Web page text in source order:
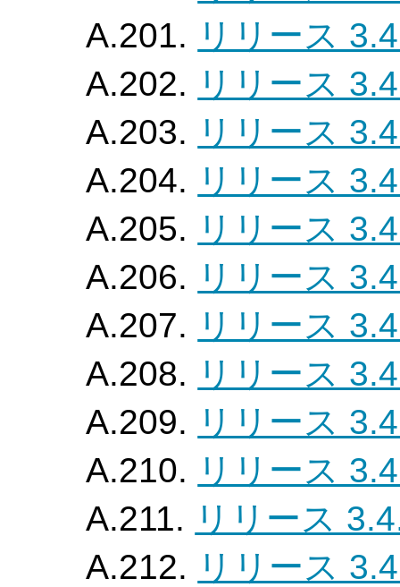
A.201. リリース
A.202. リリース
A.203. リリース
A.204. リリース
A.205. リリース
A.206. リリース
A.207. リリース
A.208. リリース
A.209. リリース
A.210. リリース
A.211. リリース
A.212. リリース